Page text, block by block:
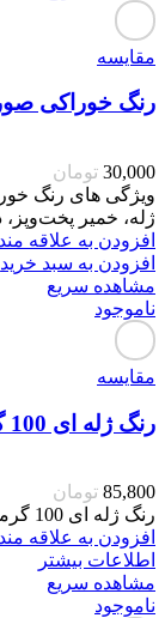
مقایسه
رنگ خوراکی
30,000 تومان
ویژگی های رنگ
ژله، خمیر
افزودن به علاقه
افزودن به سبد خرید
مشاهده سریع
ناموجود
مقایسه
رنگ ژله ای 100 گرمی دکتر گستو بنفش
85,800 تومان
رنگ ژله ای 100 گرمی دکتر گستو بنفش
افزودن به علاقه
اطلاعات بیشتر
مشاهده سریع
ناموجود